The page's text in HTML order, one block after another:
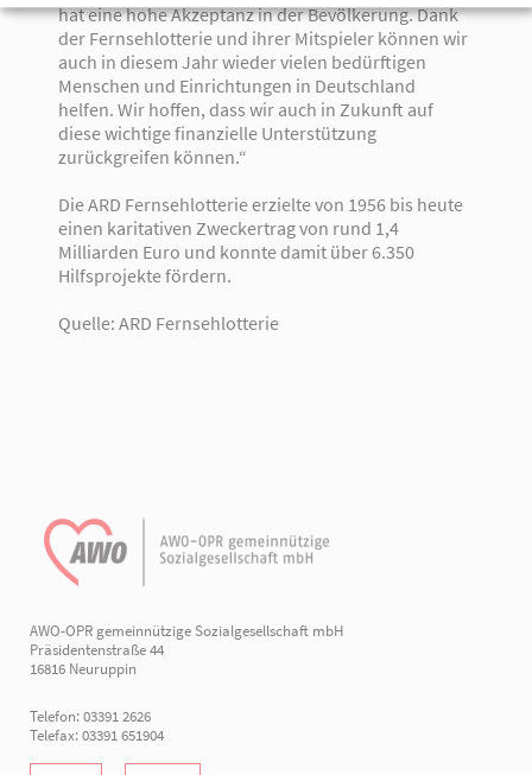
hat eine hohe Akzeptanz in der Bevölkerung. Dank
der Fernsehlotterie und ihrer Mitspieler können wir
auch in diesem Jahr wieder vielen bedürftigen
Menschen und Einrichtungen in Deutschland
helfen. Wir hoffen, dass wir auch in Zukunft auf
diese wichtige finanzielle Unterstützung
zurückgreifen können.“
Die ARD Fernsehlotterie erzielte von 1956 bis heute
einen karitativen Zweckertrag von rund 1,4
Milliarden Euro und konnte damit über 6.350
Hilfsprojekte fördern.
Quelle: ARD Fernsehlotterie
AWO-OPR gemeinnützige Sozialgesellschaft mbH
Präsidentenstraße 44
16816 Neuruppin
Telefon: 03391 2626
Telefax: 03391 651904